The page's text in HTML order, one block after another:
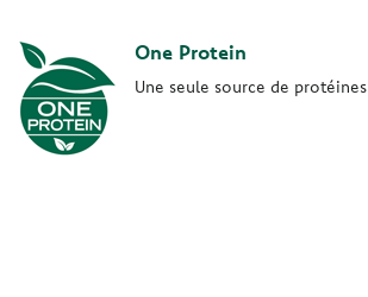
One Protein
Une seule source de protéines